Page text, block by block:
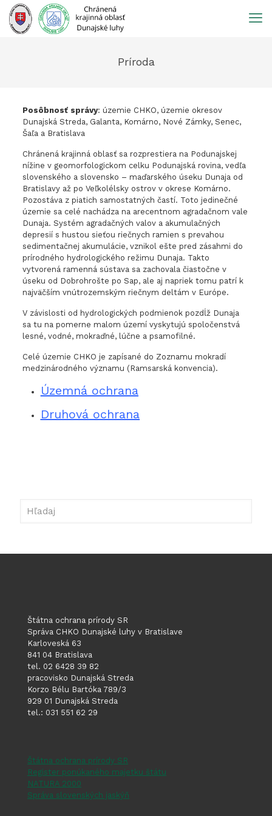
Prejsť
obsah
Príroda
Posôbnosť správy: územie CHKO, územie okresov
Dunajská Streda, Galanta, Komárno, Nové Zámky, Senec,
Šaľa a Bratislava
Chránená krajinná oblasť sa rozprestiera na Podunajskej
nížine v geomorfologickom celku Podunajská rovina, vedľa
slovenského a slovensko – maďarského úseku Dunaja od
Bratislavy až po Veľkolélsky ostrov v okrese Komárno.
Pozostáva z piatich samostatných častí. Toto jedinečné
územie sa celé nachádza na arecentnom agradačnom vale
Dunaja. Systém agradačných valov a akumulačných
depresií s hustou sieťou riečnych ramien s prevahou
sedimentačnej akumulácie, vznikol ešte pred zásahmi do
prírodného hydrologického režimu Dunaja. Takto
vytvorená ramenná sústava sa zachovala čiastočne v
úseku od Dobrohrošte po Sap, ale aj napriek tomu patrí k
najväčším vnútrozemským riečnym deltám v Európe.
V závislosti od hydrologických podmienok pozdĺž Dunaja
sa tu na pomerne malom území vyskytujú spoločenstvá
lesné, vodné, mokraďné, lúčne a psamofilné.
Celé územie CHKO je zapísané do Zoznamu mokradí
medzinárodného významu (Ramsarská konvencia).
Územná ochrana
Druhová ochrana
Štátna ochrana prírody SR
Správa CHKO Dunajské luhy v Bratislave
Karloveská 63
841 04 Bratislava
tel. 02 6428 39 82
pracovisko Dunajská Streda
Korzo Bélu Bartóka 789/3
929 01 Dunajská Streda
tel.: 031 551 62 29
Štátna ochrana prírody SR
Register ponúkaného majetku štátu
NATURA 2000
Správa slovenských jaskýň